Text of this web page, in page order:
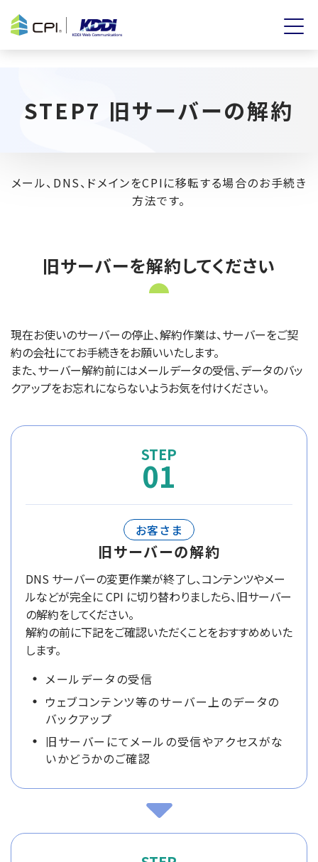
STEP7 旧サーバーの解約
メール、DNS、ドメインをCPIに移転する場合のお手続き
方法です。
旧サーバーを解約してください
現在お使いのサーバーの停止、解約作業は、サーバーをご契
約の会社にてお手続きをお願いいたします。
また、サーバー解約前にはメールデータの受信、データのバッ
クアップをお忘れにならないようお気を付けください。
01
お客さま
旧サーバーの解約
DNS サーバーの変更作業が終了し、コンテンツやメー
ルなどが完全に CPI に切り替わりましたら、旧サーバー
の解約をしてください。
解約の前に下記をご確認いただくことをおすすめめいた
します。
メールデータの受信
ウェブコンテンツ等のサーバー上のデータの
バックアップ
旧サーバーにてメールの受信やアクセスがな
いかどうかのご確認